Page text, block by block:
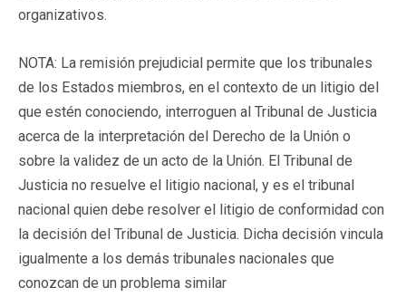
organizativos.
NOTA: La remisión prejudicial permite que los tribunales
de los Estados miembros, en el contexto de un litigio del
que estén conociendo, interroguen al Tribunal de Justicia
acerca de la interpretación del Derecho de la Unión o
sobre la validez de un acto de la Unión. El Tribunal de
Justicia no resuelve el litigio nacional, y es el tribunal
nacional quien debe resolver el litigio de conformidad con
la decisión del Tribunal de Justicia. Dicha decisión vincula
igualmente a los demás tribunales nacionales que
conozcan de un problema similar